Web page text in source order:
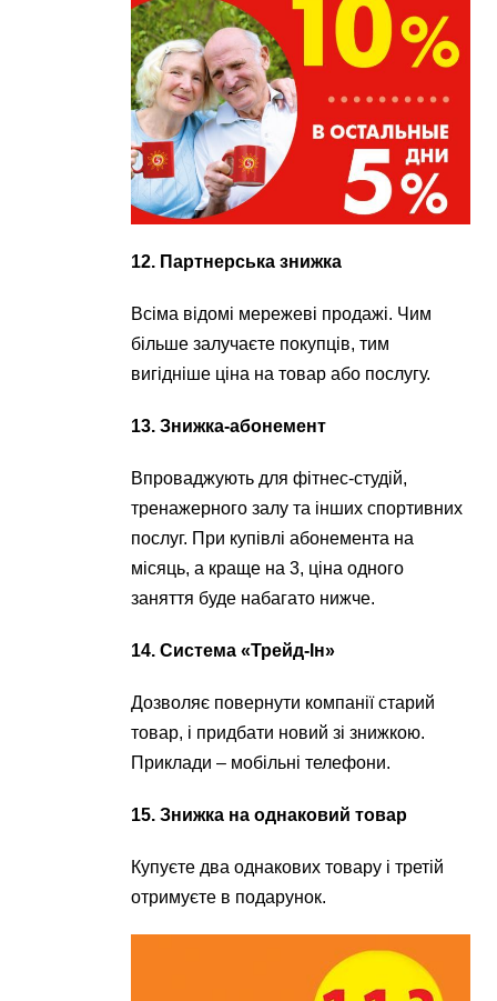
12. Партнерська знижка
Всіма відомі мережеві продажі. Чим
більше залучаєте покупців, тим
вигідніше ціна на товар або послугу.
13. Знижка-абонемент
Впроваджують для фітнес-студій,
тренажерного залу та інших спортивних
послуг. При купівлі абонемента на
місяць, а краще на 3, ціна одного
заняття буде набагато нижче.
14. Система «Трейд-Ін»
Дозволяє повернути компанії старий
товар, і придбати новий зі знижкою.
Приклади – мобільні телефони.
15. Знижка на однаковий товар
Купуєте два однакових товару і третій
отримуєте в подарунок.